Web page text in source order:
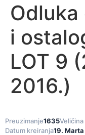
i
LOT 9
2016.)
Preuzimanje1635Veličina
Datum kreiranja19. Marta